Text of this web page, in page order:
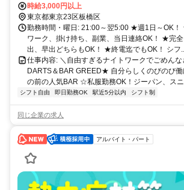
線・副都心線（地下鉄赤塚駅） ◎東武練馬駅、上板橋駅、ときわ台
駅、中村橋、池袋駅、成増駅、和光市駅、朝霞
駅、平和台、氷川台駅、小竹向原駅、千川駅、
北参道、新宿三丁目駅、渋谷駅、などからアク
時給3,000円以上
東京都東京23区板橋区
勤務時間・曜日: 21:00～翌5:00 ★週1日～OK
ワーク、掛け持ち、副業、当日連絡OK！ ★完
出、早出どちらもOK！ ★終電迄でもOK！ シフ
仕事内容: ＼自由すぎるナイトワークでごめん
DARTS＆BAR GREED★ 自分らしくのびのび
の前の人気BAR ☆私服勤務OK！ジーパン、ス
シフト自由 即日勤務OK 駅近5分以内 シフト制
同じ企業の求人
アルバイト・パート